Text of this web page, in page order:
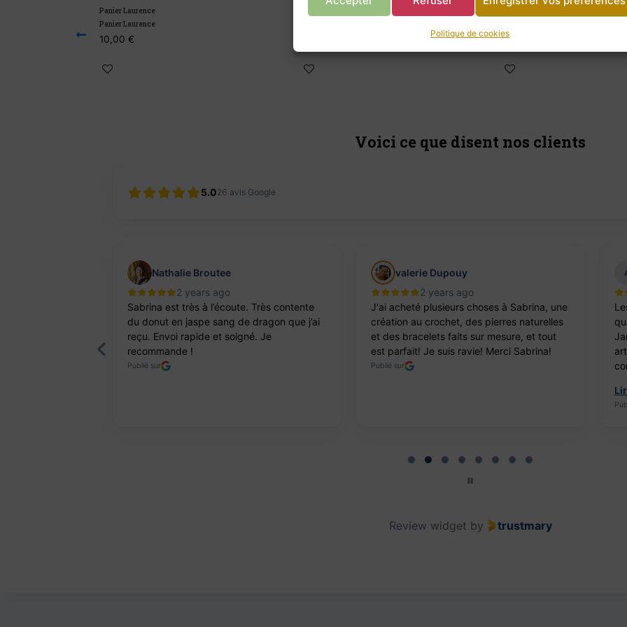
Politique de cookies
Panier Laurence
Panier Laurence
10,00 € 12,00€
Voici ce que disent nos clients
5.026 avis Google
Nathalie Broutee
2 years ago
Sabrina est très à l’écoute. Très contente
du donut en jaspe sang de dragon que j’ai
reçu. Envoi rapide et soigné. Je
recommande !
Publié sur
valerie Dupouy
2 years ago
J'ai acheté plusieurs choses à Sabrina, une
création au crochet, des pierres naturelles
et des bracelets faits sur mesure, et tout
est parfait! Je suis ravie! Merci Sabrina!
Publié sur
Review widget by trustmary